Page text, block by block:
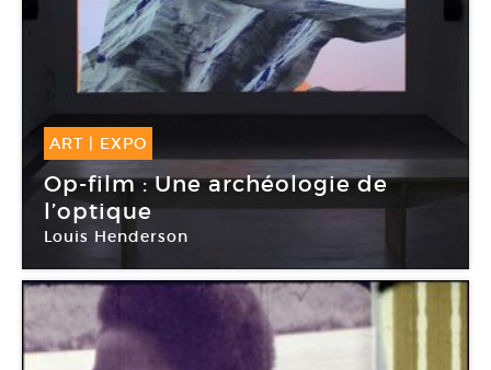
ART | EXPO
29 Mar -28 Avr 2018
Op-film : Une archéologie de
l’optique
Louis Henderson